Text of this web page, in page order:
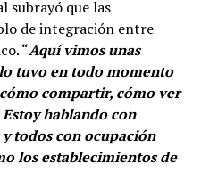
subrayó que las
de integración entre
“Aquí vimos unas
tuvo en todo momento
compartir, cómo ver
hablando con
todos con ocupación
los establecimientos de